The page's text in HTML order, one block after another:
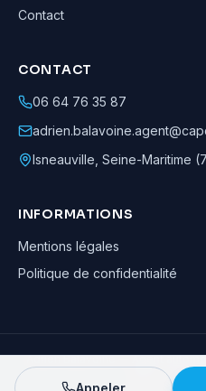
Contact
CONTACT
06 64 76 35 87
Isneauville Seine-Maritime
INFORMATIONS
Mentions légales
Politique de confidentialité
Adrien Balavoine—Agent
· Tous
Appeler